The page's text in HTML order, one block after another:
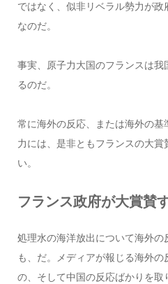
ではなく、似非リベラル勢力が
なのだ。
事実、原子力大国のフランスは
るのだ。
常に海外の反応、または海外の
力には、是非ともフランスの大賞
い。
フランス政府が大賞賛
処理水の海洋放出について海外
も、だ。メディアが報じる海外
の、そして中国の反応ばかりを取